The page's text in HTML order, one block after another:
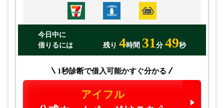
今日中に
借りるには
残り 4時間 31分 48秒
1秒診断で借入可能かすぐ分かる
アイフル